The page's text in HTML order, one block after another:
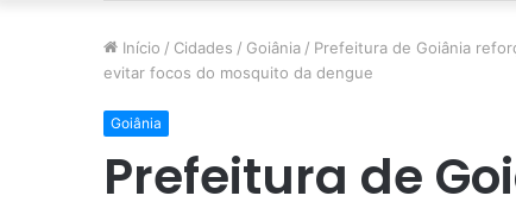
Início / Cidades / Goiânia / Prefeitura de Goiânia
evitar focos do mosquito da dengue
Goiânia
Prefeitura de